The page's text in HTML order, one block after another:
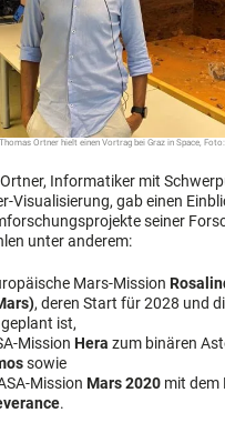
Thomas Ortner hielt einen Vortrag bei Graz in Space,
Informatiker mit
Visualisierung, gab einen
seiner
unter anderem:
Mars-Mission
, deren Start für 2028 und
ist,
Mission Hera zum binären
sowie
Mission Mars 2020 mit dem
.